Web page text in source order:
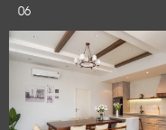
06